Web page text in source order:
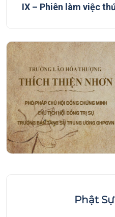
IX – Phiên làm việc
Phật